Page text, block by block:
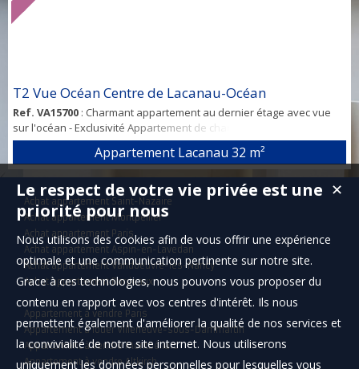
T2 Vue Océan Centre de Lacanau-Océan
Ref. VA15700 : Charmant appartement au dernier étage avec vue
sur l'océan - Exclusivité Appartement de charme (T2) au dernier
étage d’une petite résidence de standing, idéalement bien placé
avec vue sur l'Océan. Vous êtes à moins de 20 m de la plage, des
commerces et des restaurants, tout en étant au calme. Très bien
exposé (plein Sud) et lumineux, il offre une vue panoramique et
dégagée, sans au...
Appartement Lacanau 32 m²
Achat appartement Saint-Nazaire
Achat appartement Montpellier
Achat appartement Paris
Achat appartement Aspin-en-Lavedan
Achat appartement Vandoeuvre-lès-Nancy
Achat appartement Bordeaux
Appartement à vendre Paris
Appartement à louer Villeneuve-sous-Dammartin
Appartement à vendre Montbéliard
Appartement à vendre Altkirch
✕
Le respect de votre vie privée est une
priorité pour nous
Nous utilisons des cookies afin de vous offrir une expérience
optimale et une communication pertinente sur notre site.
Grace à ces technologies, nous pouvons vous proposer du
contenu en rapport avec vos centres d'intérêt. Ils nous
permettent également d'améliorer la qualité de nos services et
la convivialité de notre site internet. Nous utiliserons
uniquement les données personnelles pour lesquelles vous